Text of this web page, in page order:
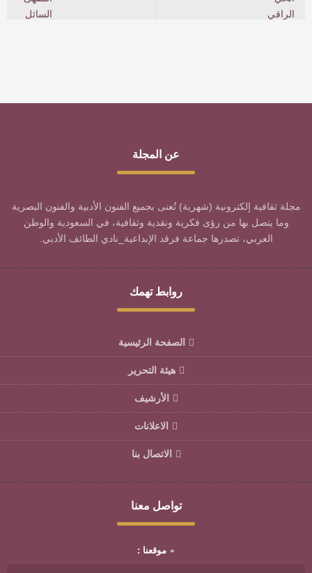
عن المجلة
مجلة ثقافية إلكترونية (شهرية) تُعنى بجميع الفنون الأدبية والفنون البصرية
وما يتصل بها من رؤى فكرية ونقدية وثقافية، في السعودية والوطن
العربي، تصدرها جماعة فرقد الإبداعية_نادي الطائف الأدبي.
روابط تهمك
الصفحة الرئيسية
هيئة التحرير
الأرشيف
الاعلانات
الاتصال بنا
تواصل معنا
موقعنا :